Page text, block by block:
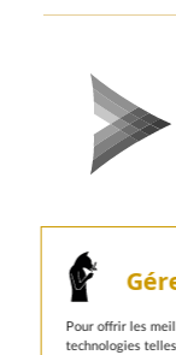
Pour offrir les
technologies